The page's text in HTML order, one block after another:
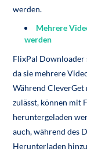
werden.
Mehrere
werden
FlixPal
da sie mehrere
Während
zulässt, können mit
heruntergeladen
auch, während des
Herunterladen